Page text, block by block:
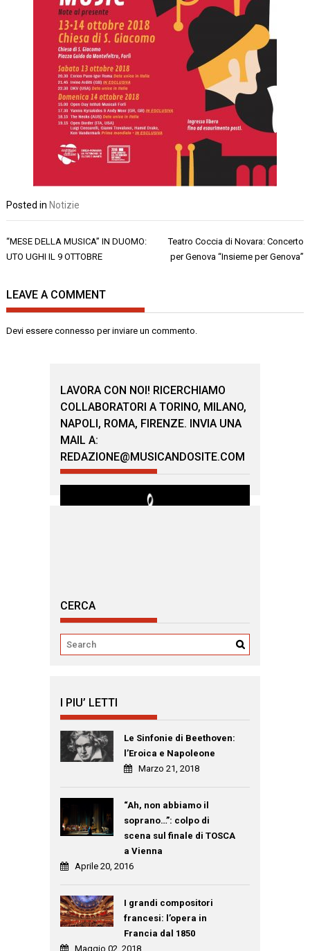
Posted in Notizie
Navigazione
articoli
“MESE DELLA MUSICA” IN DUOMO:
UTO UGHI IL 9 OTTOBRE
Teatro Coccia di Novara: Concerto
per Genova “Insieme per Genova”
LEAVE A COMMENT
Devi essereconnesso per inviare un commento.
LAVORA CON NOI! RICERCHIAMO
COLLABORATORI A TORINO, MILANO,
NAPOLI, ROMA, FIRENZE. INVIA UNA
MAIL A:
REDAZIONE@MUSICANDOSITE.COM
CERCA
I PIU’ LETTI
Le Sinfonie di Beethoven:
l’Eroica e Napoleone
Marzo 21, 2018
“Ah, non abbiamo il
soprano…”: colpo di
scena sul finale di TOSCA
a Vienna
Aprile 20, 2016
I grandi compositori
francesi: l’opera in
Francia dal 1850
Maggio 02, 2018